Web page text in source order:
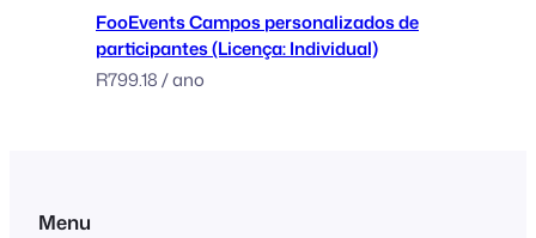
FooEvents Campos personalizados de
participantes (Licença: Individual)
R799.18/ ano
Menu